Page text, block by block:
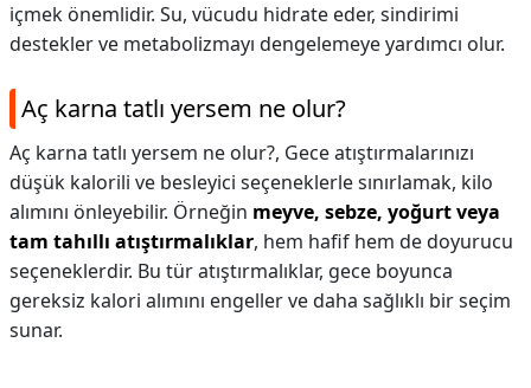
içmek önemlidir. Su, vücudu hidrate eder, sindirimi
destekler ve metabolizmayı dengelemeye yardımcı olur.
Aç karna tatlı yersem ne olur?
Aç karna tatlı yersem ne olur?, Gece atıştırmalarınızı
düşük kalorili ve besleyici seçeneklerle sınırlamak, kilo
alımını önleyebilir. Örneğin meyve, sebze, yoğurt veya
tam tahıllı atıştırmalıklar, hem hafif hem de doyurucu
seçeneklerdir. Bu tür atıştırmalıklar, gece boyunca
gereksiz kalori alımını engeller ve daha sağlıklı bir seçim
sunar.